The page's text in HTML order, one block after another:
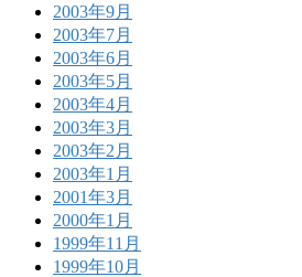
2003年9月
2003年7月
2003年6月
2003年5月
2003年4月
2003年3月
2003年2月
2003年1月
2001年3月
2000年1月
1999年11月
1999年10月